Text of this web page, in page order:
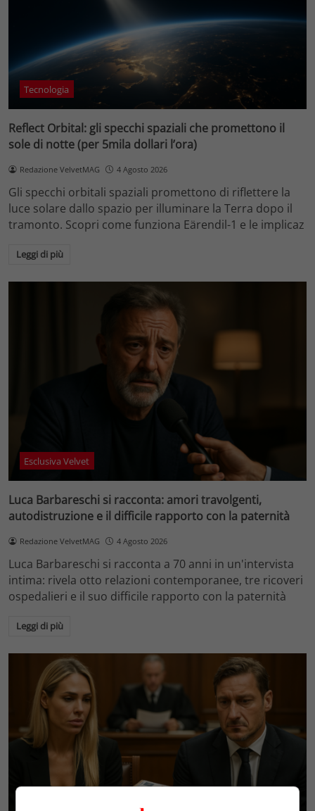
Tecnologia
Reflect Orbital: gli specchi spaziali che promettono il
sole di notte (per 5mila dollari l’ora)
Redazione VelvetMAG 4 Agosto 2026
Gli specchi orbitali spaziali promettono di riflettere la
luce solare dallo spazio per illuminare la Terra dopo il
tramonto. Scopri come funziona Eärendil-1 e le implicaz
Leggi di più
Esclusiva Velvet
Luca Barbareschi si racconta: amori travolgenti,
autodistruzione e il difficile rapporto con la paternità
Redazione VelvetMAG 4 Agosto 2026
Luca Barbareschi si racconta a 70 anni in un'intervista
intima: rivela otto relazioni contemporanee, tre ricoveri
ospedalieri e il suo difficile rapporto con la paternità
Leggi di più